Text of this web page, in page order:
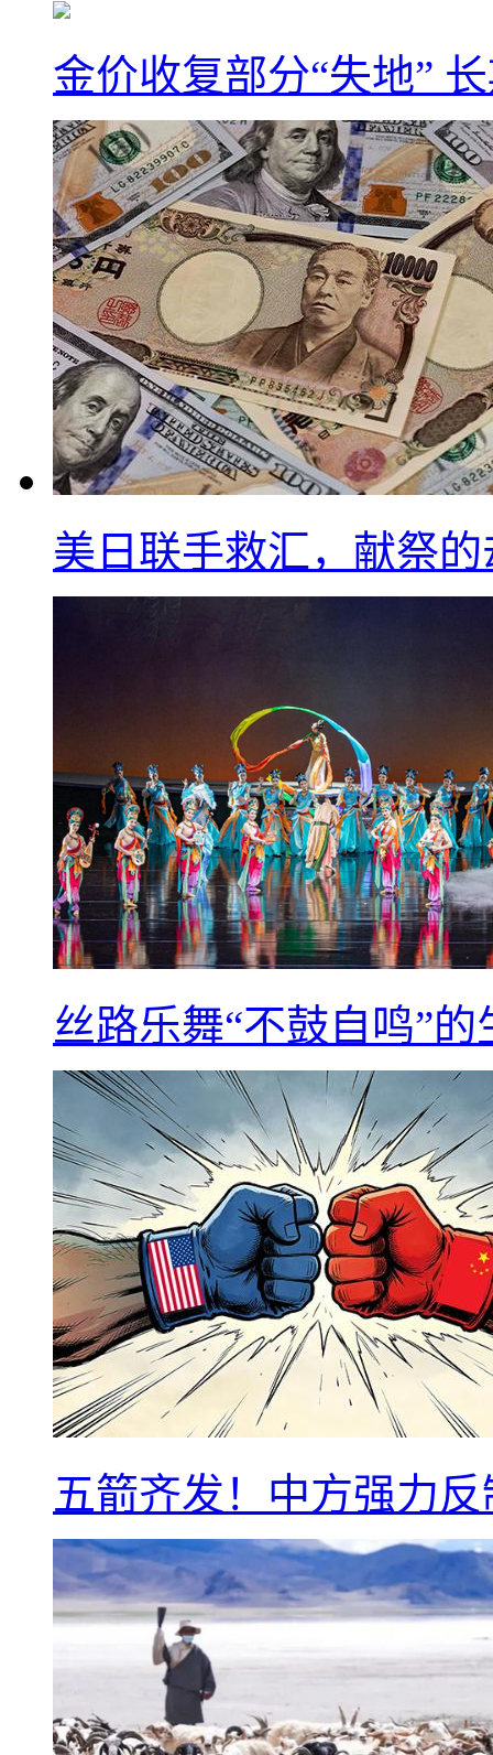
金价收复部分“失地”
美日联手救汇，献祭
丝路乐舞“不鼓自鸣”
五箭齐发！中方强力